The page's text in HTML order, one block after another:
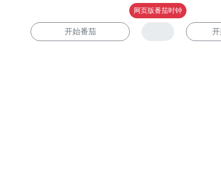
网页版番茄时钟
开始番茄